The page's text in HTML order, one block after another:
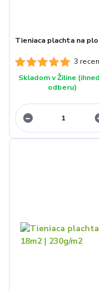
3
Tieniaca plachta na
Skladom v Žiline
odberu)